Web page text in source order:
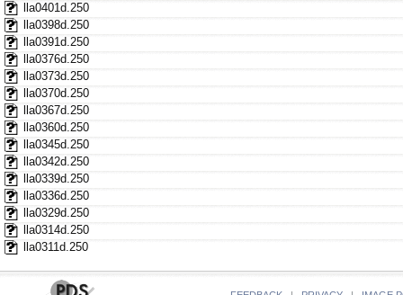
lla0401d.250
lla0398d.250
lla0391d.250
lla0376d.250
lla0373d.250
lla0370d.250
lla0367d.250
lla0360d.250
lla0345d.250
lla0342d.250
lla0339d.250
lla0336d.250
lla0329d.250
lla0314d.250
lla0311d.250